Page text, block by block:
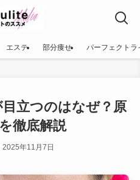
エステ 部分痩せ パーフェクトラ
立つのはなぜ？原
徹底解説
2025年11月7日